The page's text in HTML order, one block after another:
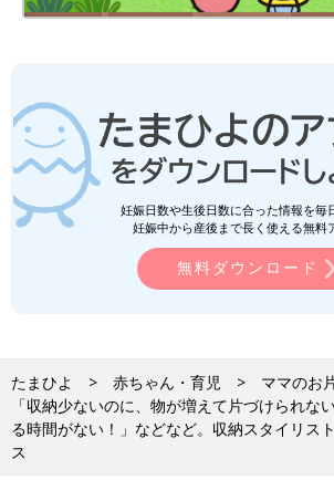
楽天ブックスで見る
Amazonで見る
文／和兎 尊美
※文中のコメントは「たまひよ」アプリユー
談を再編集したものです。
前の話
子ども5人の整理収納
アドバイザーが提
一覧
妊娠日数や生後日数に合った情報を毎
妊娠中から産後まで長く使える無料
無料ダウンロード
たまひよ 赤ちゃん・育児
ママのお
「収納少ないのに、物が増えて片づけられな
る時間がない！」などなど。収納スタイリス
ス